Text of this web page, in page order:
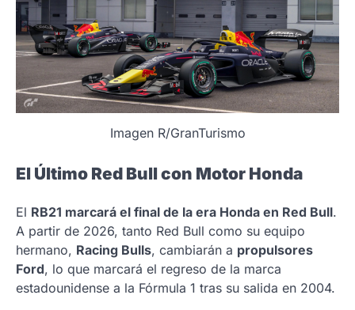
Imagen R/GranTurismo
El Último Red Bull con Motor Honda
El RB21 marcará el final de la era Honda en Red Bull.
A partir de 2026, tanto Red Bull como su equipo
hermano, Racing Bulls, cambiarán a propulsores
Ford, lo que marcará el regreso de la marca
estadounidense a la Fórmula 1 tras su salida en 2004.